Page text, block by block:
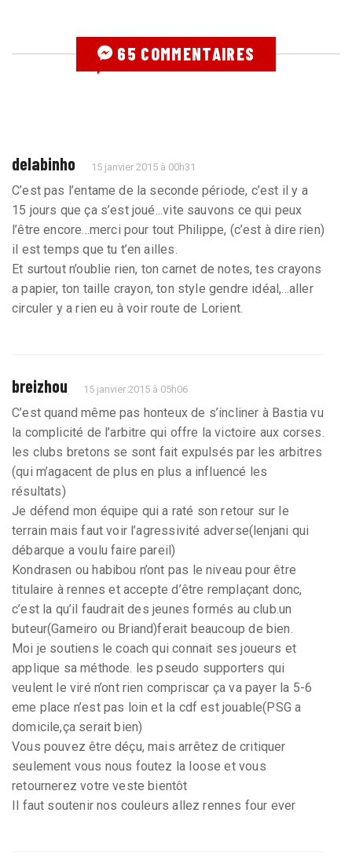
65 COMMENTAIRES
delabinho 15 janvier 2015 à 00h31
C’est pas l’entame de la seconde période, c’est il y a
15 jours que ça s’est joué...vite sauvons ce qui peux
l’être encore...merci pour tout Philippe, (c’est à dire rien)
il est temps que tu t’en ailles.
Et surtout n’oublie rien, ton carnet de notes, tes crayons
a papier, ton taille crayon, ton style gendre idéal,...aller
circuler y a rien eu à voir route de Lorient.
breizhou 15 janvier 2015 à 05h06
C’est quand même pas honteux de s’incliner à Bastia vu
la complicité de l’arbitre qui offre la victoire aux corses.
les clubs bretons se sont fait expulsés par les arbitres
(qui m’agacent de plus en plus a influencé les
résultats)
Je défend mon équipe qui a raté son retour sur le
terrain mais faut voir l’agressivité adverse(lenjani qui
débarque a voulu faire pareil)
Kondrasen ou habibou n’ont pas le niveau pour être
titulaire à rennes et accepte d’être remplaçant donc,
c’est la qu’il faudrait des jeunes formés au club.un
buteur(Gameiro ou Briand)ferait beaucoup de bien.
Moi je soutiens le coach qui connait ses joueurs et
applique sa méthode. les pseudo supporters qui
veulent le viré n’ont rien compriscar ça va payer la 5-6
eme place n’est pas loin et la cdf est jouable(PSG a
domicile,ça serait bien)
Vous pouvez être déçu, mais arrêtez de critiquer
seulement vous nous foutez la loose et vous
retournerez votre veste bientôt
Il faut soutenir nos couleurs allez rennes four ever